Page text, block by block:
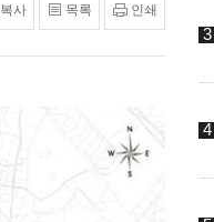
복사 목록 인쇄